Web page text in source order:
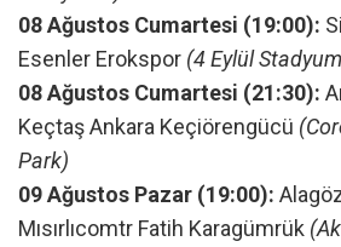
08 Ağustos Cumartesi (19:00):
Esenler Erokspor (4 Eylül
08 Ağustos Cumartesi (21:30):
Keçtaş Ankara Keçiörengücü
Park)
09 Ağustos Pazar (19:00):
Mısırlıcomtr Fatih Karagümrük